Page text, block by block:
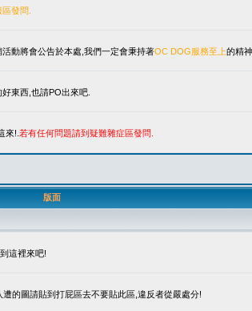
發問.
動將會公告於本處,我們一定會秉持著OC DOG服務至上的精
東西,也請PO出來吧.
來!. 若有任何問題請到疑難雜症區發問.
版面
這裡來吧!
的圖請貼到打屁區去不要貼此區,違反者從嚴處分!